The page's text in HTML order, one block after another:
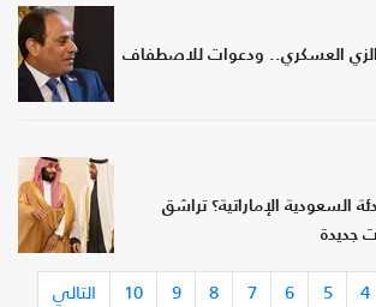
الزي العسكري.. ودعوات للاصطفاف
السعودية الإماراتية؟ تراشق
جديدة
4
5
6
7
8
9
10 التالي